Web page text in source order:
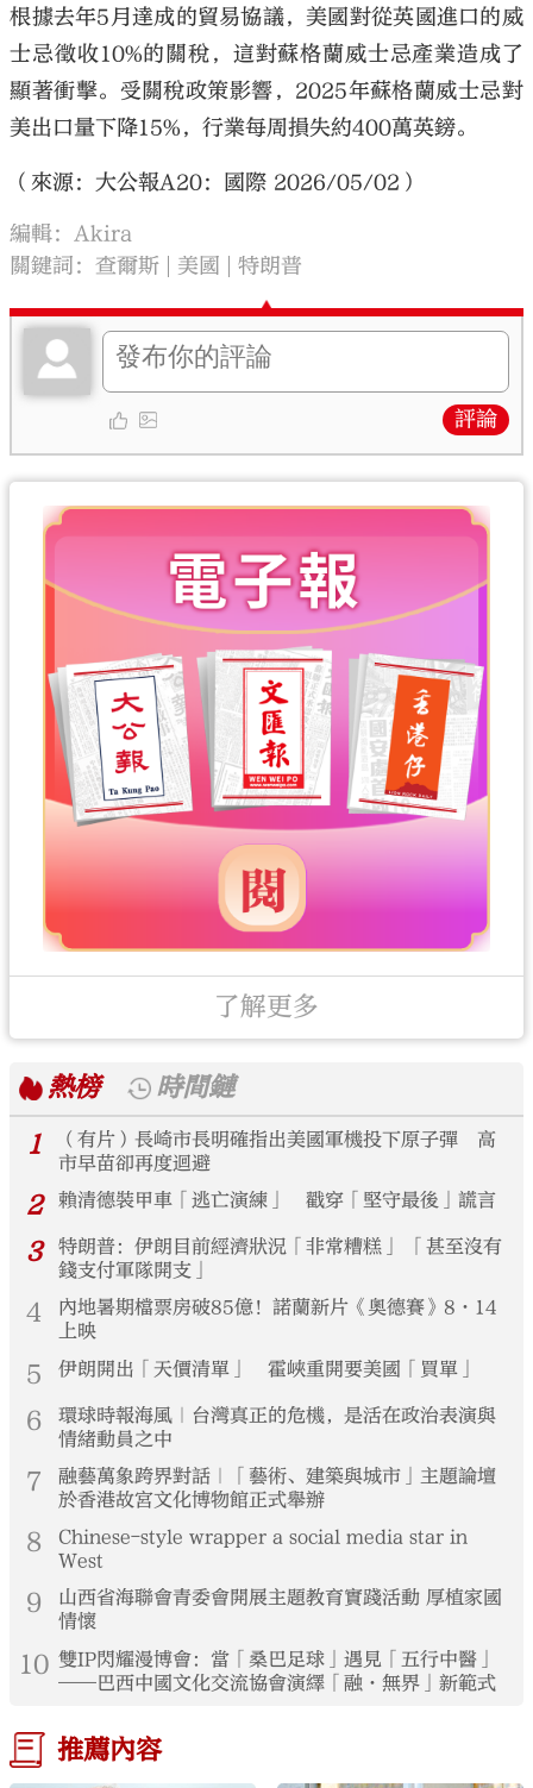
根據去年5月達成的貿易協議，美國對從英國進口的威
士忌徵收10%的關稅，這對蘇格蘭威士忌產業造成了
顯著衝擊。受關稅政策影響，2025年蘇格蘭威士忌對
美出口量下降15%，行業每周損失約400萬英鎊。
（來源：大公報A20：國際 2026/05/02）
編輯：Akira
關鍵詞：查爾斯 美國 特朗普
評論
了解更多
熱榜
時間鏈
1
（有片）長崎市長明確指出美國軍機投下原子彈 高
市早苗卻再度迴避
2 賴清德裝甲車「逃亡演練」 戳穿「堅守最後」謊言
3
特朗普：伊朗目前經濟狀況「非常糟糕」 「甚至沒有
錢支付軍隊開支」
4
內地暑期檔票房破85億！諾蘭新片《奧德賽》8·14
上映
5 伊朗開出「天價清單」 霍峽重開要美國「買單」
6
環球時報海風｜台灣真正的危機，是活在政治表演與
情緒動員之中
7
融藝萬象跨界對話｜「藝術、建築與城市」主題論壇
於香港故宮文化博物館正式舉辦
8
Chinese-style wrapper a social media star in
West
9
山西省海聯會青委會開展主題教育實踐活動 厚植家國
情懷
10 雙IP閃耀漫博會：當「桑巴足球」遇見「五行中醫」
——巴西中國文化交流協會演繹「融·無界」新範式
推薦內容